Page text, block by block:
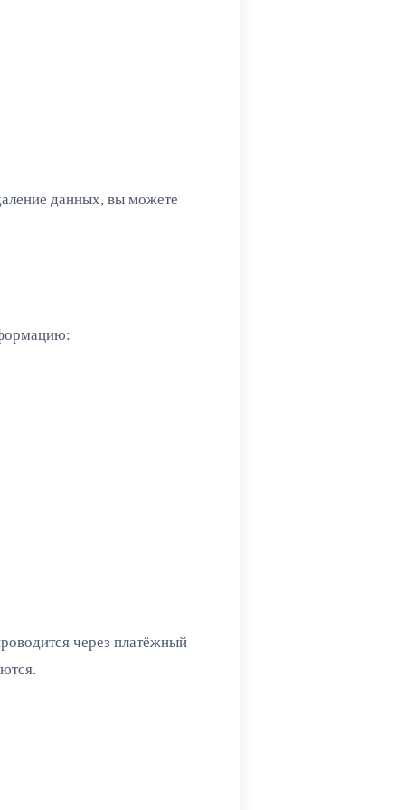
данных, вы можете
через платёжный